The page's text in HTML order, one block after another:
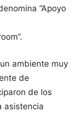
“Apoyo
ambiente muy
de
de los
asistencia